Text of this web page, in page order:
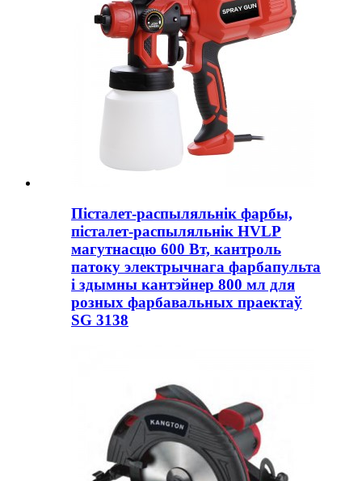
Пісталет-распыляльнік фарбы,
пісталет-распыляльнік HVLP
магутнасцю 600 Вт, кантроль
патоку электрычнага фарбапульта
і здымны кантэйнер 800 мл для
розных фарбавальных праектаў
SG 3138